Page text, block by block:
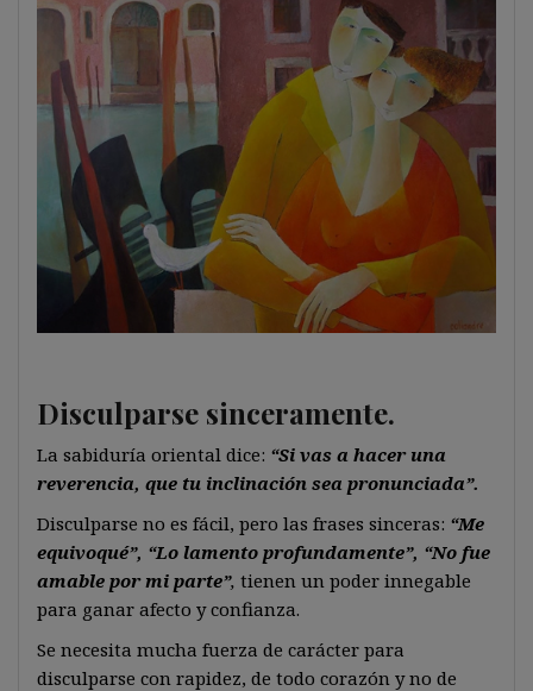
Disculparse sinceramente.
La sabiduría oriental dice: “Si vas a hacer una
reverencia, que tu inclinación sea pronunciada”.
Disculparse no es fácil, pero las frases sinceras: “Me
equivoqué”, “Lo lamento profundamente”, “No fue
amable por mi parte”, tienen un poder innegable
para ganar afecto y confianza.
Se necesita mucha fuerza de carácter para
disculparse con rapidez, de todo corazón y no de